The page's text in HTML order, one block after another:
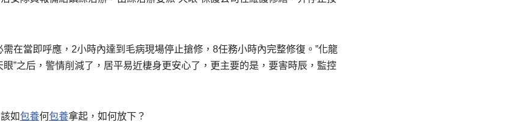
在當即呼應，2小時內達到毛病現場停止搶修，8任務小時內完整修復。”化龍
”之后，警情削減了，居平易近棲身更安心了，更主要的是，要害時辰，監控
如包養何包養拿起，如何放下？